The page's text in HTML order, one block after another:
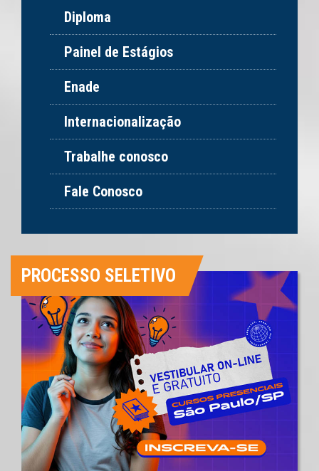
Diploma
Painel de Estágios
Enade
Internacionalização
Trabalhe conosco
Fale Conosco
PROCESSO SELETIVO